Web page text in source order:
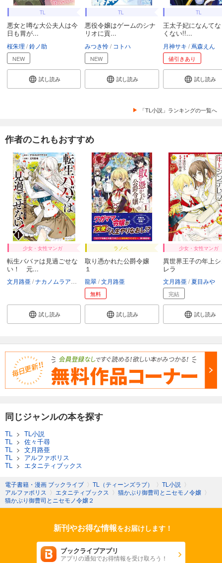
TL
悪女と噂な大公夫人は今
日も胃が...
桜朱理 鈴ノ助
NEW
試し読み
TL
悪役令嬢はゲームのシナ
リオに貢...
みつき怜 コトハ
NEW
試し読み
TL
王太子妃になんて
くない!!...
月神サキ 蔦森えん
値引きあり
試し読み
「TL小説」ランキングの一覧へ
作者のこれもおすすめ
少女・女性マンガ
転生ババァは見過ごせな
い！ 元...
文月路亜 ナカノムラアヤスケ
試し読み
ラノベ
取り憑かれた公爵令嬢
１
龍翠 文月路亜
無料
試し読み
少女・女性マンガ
異世界王子の年上
レラ
文月路亜 夏目みや
完結
試し読み
同じジャンルの本を探す
TL > TL小説
TL > 佐々千尋
TL > 文月路亜
TL > アルファポリス
TL > エタニティブックス
電子書籍・漫画 ブックライブ 〉 TL（ティーンズラブ） 〉 TL小説 〉
アルファポリス 〉 エタニティブックス 〉 猫かぶり御曹司とニセモノ令嬢 〉
猫かぶり御曹司とニセモノ令嬢２
新刊やお得な情報をお届けします！
ブックライブアプリ
アプリの通知でお得情報を受け取ろう！